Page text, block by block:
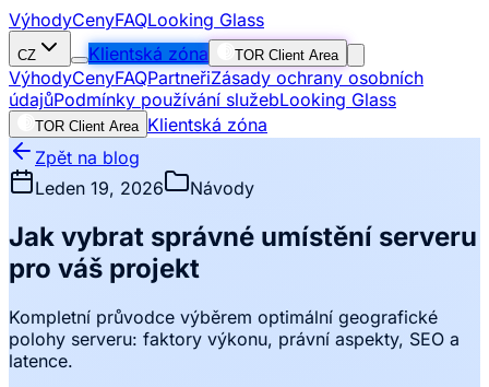
VýhodyCenyFAQLooking Glass
CZ Klientská zóna TOR Client Area
VýhodyCenyFAQPartneřiZásady ochrany osobních
údajůPodmínky používání služebLooking Glass
TOR Client Area Klientská zóna
Zpět na blog
Leden 19, 2026
Návody
Jak vybrat správné umístění serveru
pro váš projekt
Kompletní průvodce výběrem optimální geografické
polohy serveru: faktory výkonu, právní aspekty, SEO a
latence.